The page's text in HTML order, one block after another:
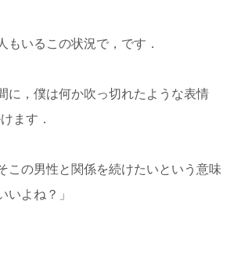
もいるこの状況で，です．
に，僕は何か吹っ切れたような表情
ます．
この男性と関係を続けたいという意味
いよね？」